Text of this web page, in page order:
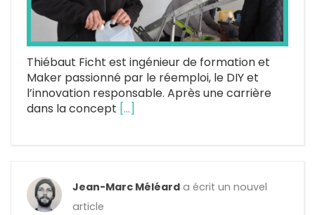
Thiébaut Ficht est ingénieur de formation et
Maker passionné par le réemploi, le DIY et
l’innovation responsable. Après une carrière
dans la concept […]
Jean-Marc Méléard a écrit un nouvel
article